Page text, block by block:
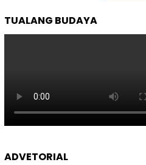
TUALANG BUDAYA
ADVETORIAL